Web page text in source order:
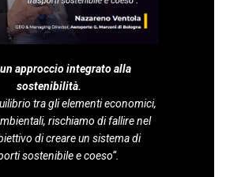
approccio integrato alla
sostenibilità.
tra gli elementi economici,
rischiamo di fallire nel
di creare un sistema di
sostenibile e coeso“.